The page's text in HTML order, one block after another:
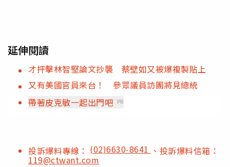
延伸閱讀
才抨擊林智堅論文抄襲 蔡壁如又被爆複製貼上
又有美國官員來台！ 參眾議員訪團將見總統
帶著皮克敏一起出門吧 PR
投訴爆料專線： (02)6630-8641 、投訴爆料信箱：
119@ctwant.com